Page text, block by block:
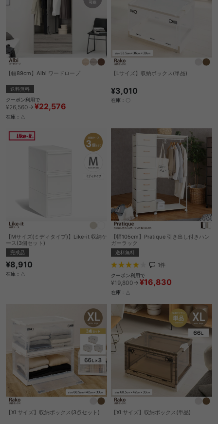
【幅89cm】Albi ワードロープ
送料無料
クーポン利用で
¥26,560→ ¥22,576
在庫：△
【Lサイズ】収納ボックス(単品)
¥3,010
在庫：〇
【Mサイズ(ミディタイプ)】Like-it 収納ケ
ース(3個セット)
完成品
¥8,910
在庫：△
【幅105cm】Pratique 引き出し付きハン
ガーラック
送料無料
1件
クーポン利用で
¥19,800→ ¥16,830
在庫：△
【XLサイズ】収納ボックス(3点セット) 【XLサイズ】収納ボックス(単品)